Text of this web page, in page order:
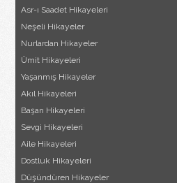
Asr-ı Saadet Hikayeleri
Neşeli Hikayeler
Nurlardan Hikayeler
Ümit Hikayeleri
Yaşanmış Hikayeler
Akıl Hikayeleri
Başarı Hikayeleri
Sevgi Hikayeleri
Aile Hikayeleri
Dostluk Hikayeleri
Düşündüren Hikayeler